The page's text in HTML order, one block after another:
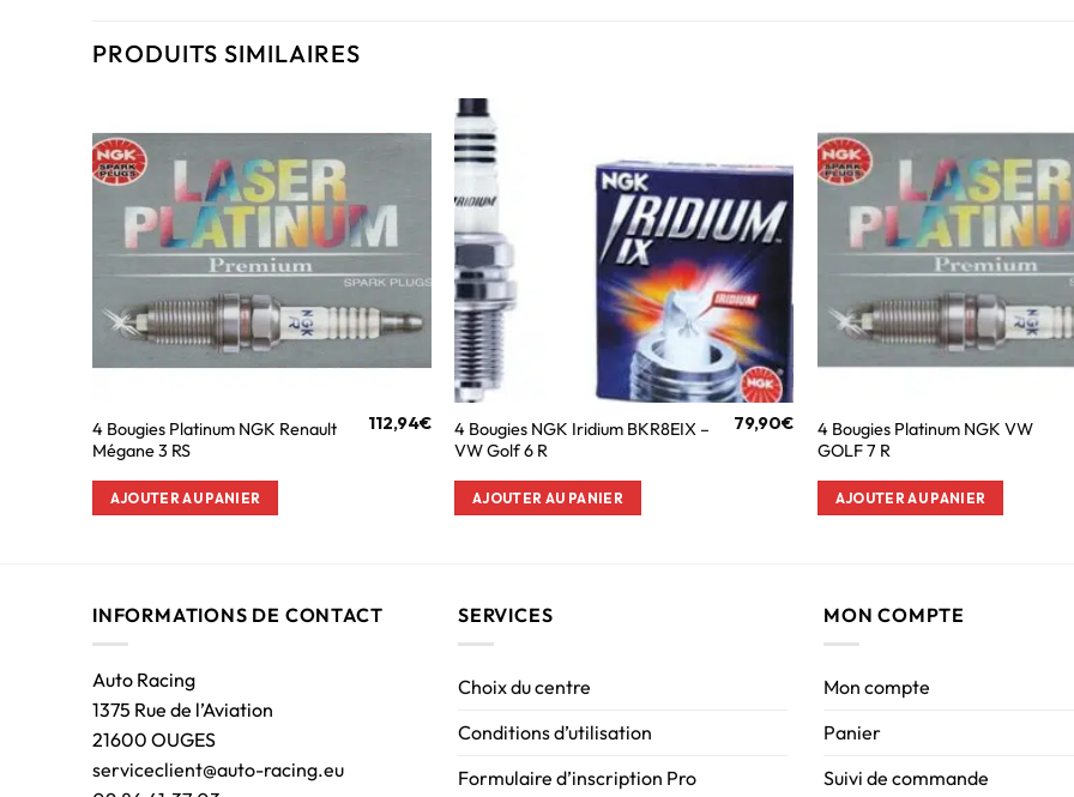
PRODUITS SIMILAIRES
4 Bougies Platinum NGK Renault
Mégane 3 RS
112,94€
AJOUTER AU PANIER
4 Bougies NGK Iridium BKR8EIX –
VW Golf 6 R
79,90€
AJOUTER AU PANIER
4 Bougies Platinum NGK VW
GOLF 7 R
AJOUTER AU PANIER
INFORMATIONS DE CONTACT
Auto Racing
1375 Rue de l’Aviation
21600 OUGES
serviceclient@auto-racing.eu
SERVICES
Choix du centre
Conditions d’utilisation
Formulaire d’inscription Pro
MON COMPTE
Mon compte
Panier
Suivi de commande